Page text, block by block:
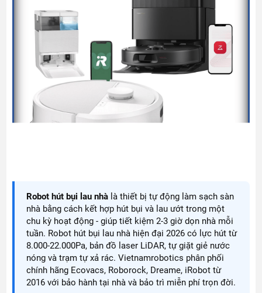
Robot hút bụi lau nhà là thiết bị tự động làm sạch sàn
nhà bằng cách kết hợp hút bụi và lau ướt trong một
chu kỳ hoạt động - giúp tiết kiệm 2-3 giờ dọn nhà mỗi
tuần. Robot hút bụi lau nhà hiện đại 2026 có lực hút từ
8.000-22.000Pa, bản đồ laser LiDAR, tự giặt giẻ nước
nóng và trạm tự xả rác. Vietnamrobotics phân phối
chính hãng Ecovacs, Roborock, Dreame, iRobot từ
2016 với bảo hành tại nhà và bảo trì miễn phí trọn đời.